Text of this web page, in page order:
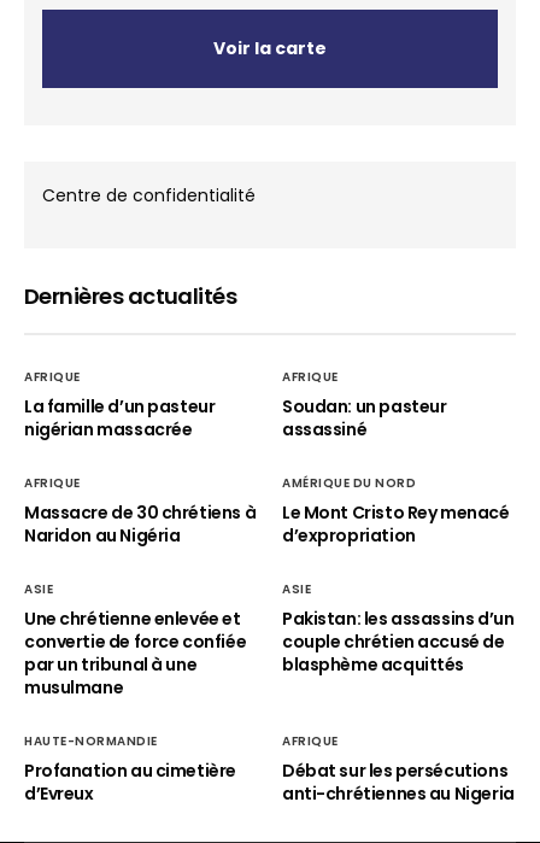
Voir la carte
Centre de confidentialité
Dernières actualités
AFRIQUE
La famille d’un pasteur
nigérian massacrée
AFRIQUE
Soudan: un pasteur
assassiné
AFRIQUE
Massacre de 30 chrétiens à
Naridon au Nigéria
AMÉRIQUE DU NORD
Le Mont Cristo Rey menacé
d’expropriation
ASIE
Une chrétienne enlevée et
convertie de force confiée
par un tribunal à une
musulmane
ASIE
Pakistan: les assassins d’un
couple chrétien accusé de
blasphème acquittés
HAUTE-NORMANDIE
Profanation au cimetière
d’Evreux
AFRIQUE
Débat sur les persécutions
anti-chrétiennes au Nigeria